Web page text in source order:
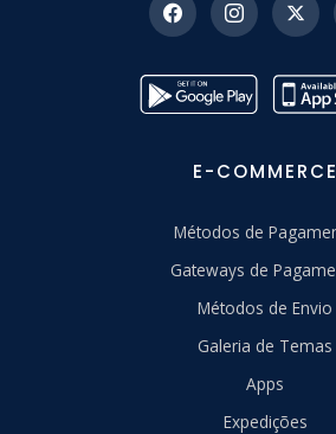
E-COMMERCE
Métodos de
Gateways de
Métodos de Envio
Galeria de Temas
Apps
Expedições